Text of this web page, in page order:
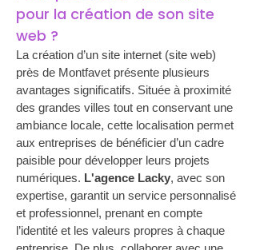
pour la création de son site
web ?
La création d’un site internet (site web)
près de Montfavet présente plusieurs
avantages significatifs. Située à proximité
des grandes villes tout en conservant une
ambiance locale, cette localisation permet
aux entreprises de bénéficier d’un cadre
paisible pour développer leurs projets
numériques. L'agence Lacky, avec son
expertise, garantit un service personnalisé
et professionnel, prenant en compte
l’identité et les valeurs propres à chaque